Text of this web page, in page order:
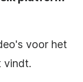
voor het
vindt.